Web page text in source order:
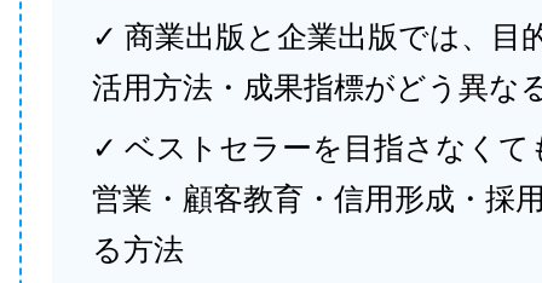
✓ 商業出版と企業出版では、目
活用方法・成果指標がどう異な
✓ ベストセラーを目指さなくて
営業・顧客教育・信用形成・採
る方法